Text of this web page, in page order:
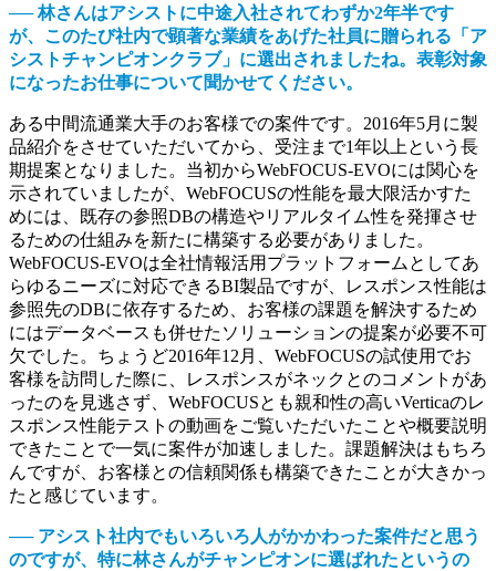
── 林さんはアシストに中途入社されてわずか2年半です
が、このたび社内で顕著な業績をあげた社員に贈られる「ア
シストチャンピオンクラブ」に選出されましたね。表彰対象
になったお仕事について聞かせてください。
ある中間流通業大手のお客様での案件です。2016年5月に製
品紹介をさせていただいてから、受注まで1年以上という長
期提案となりました。当初からWebFOCUS-EVOには関心を
示されていましたが、WebFOCUSの性能を最大限活かすた
めには、既存の参照DBの構造やリアルタイム性を発揮させ
るための仕組みを新たに構築する必要がありました。
WebFOCUS-EVOは全社情報活用プラットフォームとしてあ
らゆるニーズに対応できるBI製品ですが、レスポンス性能は
参照先のDBに依存するため、お客様の課題を解決するため
にはデータベースも併せたソリューションの提案が必要不可
欠でした。ちょうど2016年12月、WebFOCUSの試使用でお
客様を訪問した際に、レスポンスがネックとのコメントがあ
ったのを見逃さず、WebFOCUSとも親和性の高いVerticaのレ
スポンス性能テストの動画をご覧いただいたことや概要説明
できたことで一気に案件が加速しました。課題解決はもちろ
んですが、お客様との信頼関係も構築できたことが大きかっ
たと感じています。
── アシスト社内でもいろいろ人がかかわった案件だと思う
のですが、特に林さんがチャンピオンに選ばれたというの